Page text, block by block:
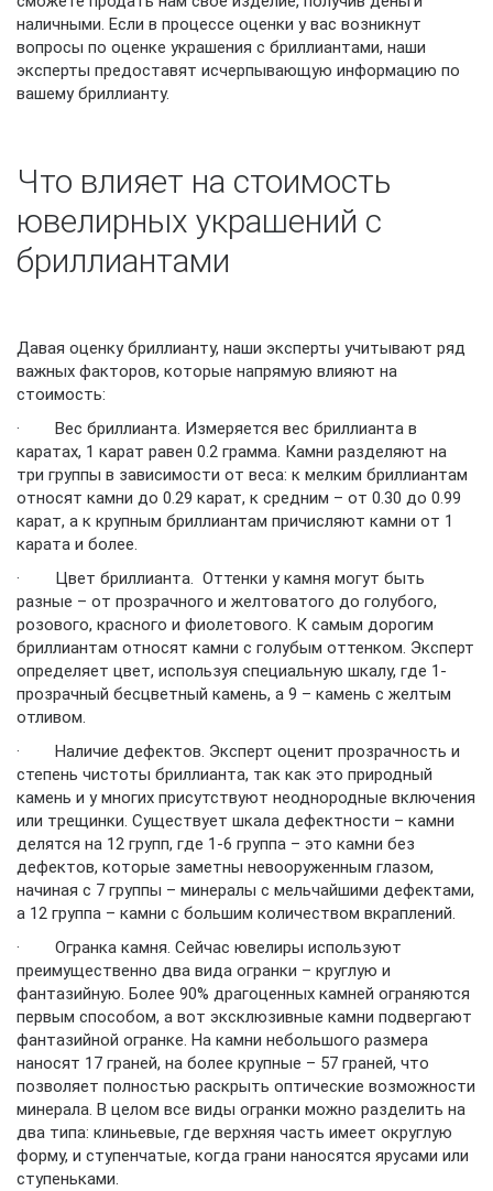
наличными. Если в процессе оценки у вас возникнут
вопросы по оценке украшения с бриллиантами, наши
эксперты предоставят исчерпывающую информацию по
вашему бриллианту.
Что влияет на стоимость
ювелирных украшений с
бриллиантами
Давая оценку бриллианту, наши эксперты учитывают ряд
важных факторов, которые напрямую влияют на
стоимость:
· Вес бриллианта. Измеряется вес бриллианта в
каратах, 1 карат равен 0.2 грамма. Камни разделяют на
три группы в зависимости от веса: к мелким бриллиантам
относят камни до 0.29 карат, к средним – от 0.30 до 0.99
карат, а к крупным бриллиантам причисляют камни от 1
карата и более.
· Цвет бриллианта. Оттенки у камня могут быть
разные – от прозрачного и желтоватого до голубого,
розового, красного и фиолетового. К самым дорогим
бриллиантам относят камни с голубым оттенком. Эксперт
определяет цвет, используя специальную шкалу, где 1-
прозрачный бесцветный камень, а 9 – камень с желтым
отливом.
· Наличие дефектов. Эксперт оценит прозрачность и
степень чистоты бриллианта, так как это природный
камень и у многих присутствуют неоднородные включения
или трещинки. Существует шкала дефектности – камни
делятся на 12 групп, где 1-6 группа – это камни без
дефектов, которые заметны невооруженным глазом,
начиная с 7 группы – минералы с мельчайшими дефектами,
а 12 группа – камни с большим количеством вкраплений.
· Огранка камня. Сейчас ювелиры используют
преимущественно два вида огранки – круглую и
фантазийную. Более 90% драгоценных камней ограняются
первым способом, а вот эксклюзивные камни подвергают
фантазийной огранке. На камни небольшого размера
наносят 17 граней, на более крупные – 57 граней, что
позволяет полностью раскрыть оптические возможности
минерала. В целом все виды огранки можно разделить на
два типа: клиньевые, где верхняя часть имеет округлую
форму, и ступенчатые, когда грани наносятся ярусами или
ступеньками.